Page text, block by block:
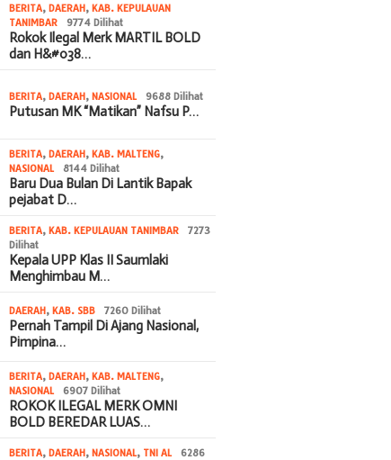
BERITA,DAERAH,KAB. KEPULAUAN
TANIMBAR
9774 Dilihat
Rokok Ilegal Merk MARTIL BOLD
dan H&#038…
BERITA,DAERAH,NASIONAL 9688 Dilihat
Putusan MK “Matikan” Nafsu P…
BERITA,DAERAH,KAB. MALTENG,
NASIONAL
8144 Dilihat
Baru Dua Bulan Di Lantik Bapak
pejabat D…
BERITA,KAB. KEPULAUAN TANIMBAR
7273
Dilihat
Kepala UPP Klas II Saumlaki
Menghimbau M…
DAERAH,KAB. SBB 7260 Dilihat
Pernah Tampil Di Ajang Nasional,
Pimpina…
BERITA,DAERAH,KAB. MALTENG,
NASIONAL
6907 Dilihat
ROKOK ILEGAL MERK OMNI
BOLD BEREDAR LUAS…
BERITA,DAERAH,NASIONAL, TNI AL
6286